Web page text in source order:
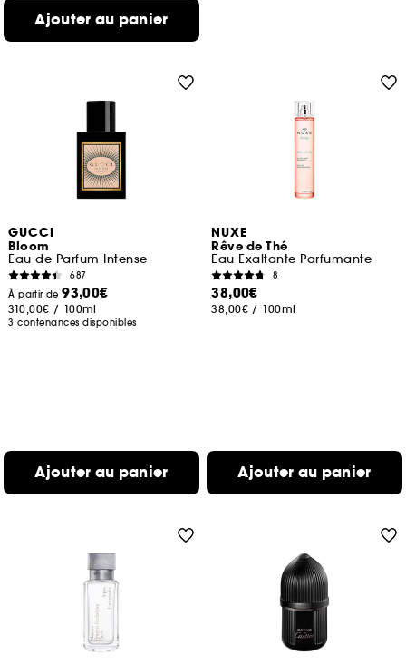
Ajouter au panier
GUCCI
Bloom
Eau de Parfum Intense
687
À partir de93,00€
310,00€ / 100ml
3 contenances disponibles
Ajouter au panier
NUXE
Rêve de Thé
Eau Exaltante Parfumante
8
38,00€
38,00€ / 100ml
Ajouter au panier